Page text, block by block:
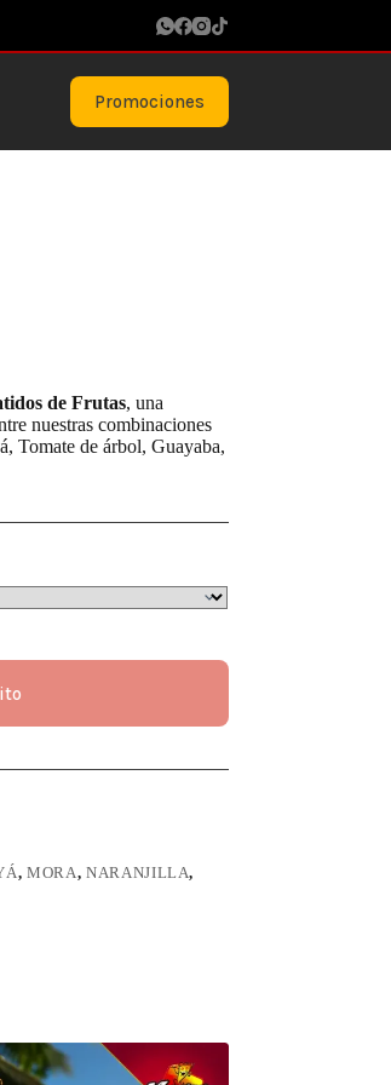
Promociones
de Frutas, una
nuestras combinaciones
Tomate de árbol, Guayaba,
,MORA, NARANJILLA,